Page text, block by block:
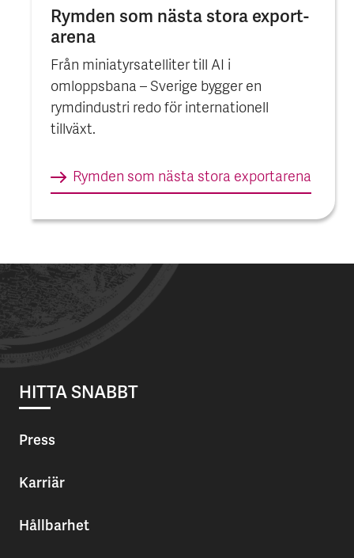
Rymden som nästa stora export­
arena
Från miniatyrsatelliter till AI i
omloppsbana – Sverige bygger en
rymdindustri redo för internationell
tillväxt.
Rymden som nästa stora export­arena
HITTA SNABBT
Press
Karriär
Hållbarhet